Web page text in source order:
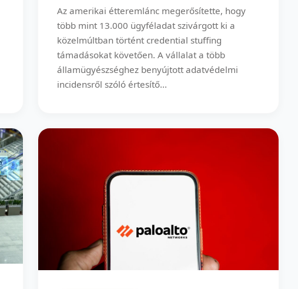
Az amerikai étteremlánc megerősítette, hogy
több mint 13.000 ügyféladat szivárgott ki a
közelmúltban történt credential stuffing
támadásokat követően. A vállalat a több
államügyészséghez benyújtott adatvédelmi
incidensről szóló értesítő...